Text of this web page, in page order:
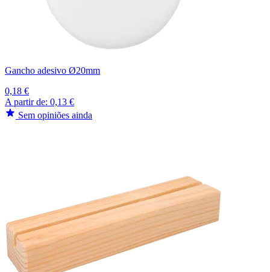
Gancho adesivo Ø20mm
0,18 €
A partir de: 0,13 €
Sem opiniões ainda